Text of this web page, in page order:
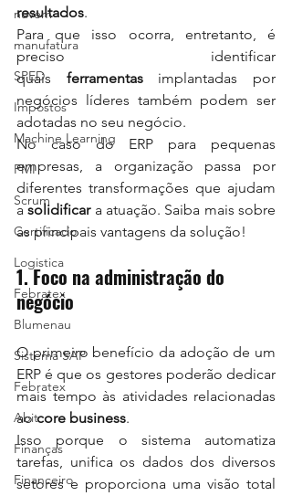
nuvem
manufatura
SPED
Impostos
Machine Learning
PMI
Scrum
Certificado
Logistica
Febratex
Blumenau
Sistema SAP
Febratex
Abit
Finanças
Financeiro
resultados.
Para que isso ocorra, entretanto, é
preciso identificar
quais ferramentas implantadas por
negócios líderes também podem ser
adotadas no seu negócio.
No caso do ERP para pequenas
empresas, a organização passa por
diferentes transformações que ajudam
a solidificar a atuação. Saiba mais sobre
as principais vantagens da solução!
1. Foco na administração do
negócio
O primeiro benefício da adoção de um
ERP é que os gestores poderão dedicar
mais tempo às atividades relacionadas
ao core business.
Isso porque o sistema automatiza
tarefas, unifica os dados dos diversos
setores e proporciona uma visão total